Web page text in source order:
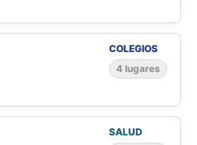
COLEGIOS
4 lugares
SALUD